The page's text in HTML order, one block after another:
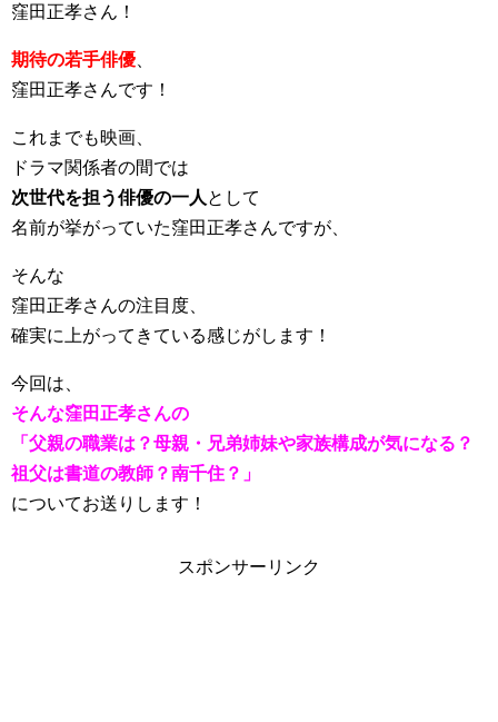
窪田正孝さん！
期待の若手俳優
窪田正孝さんです！
これまでも映画、
ドラマ関係者の間では
次世代を担う俳優の一人 として
名前が挙がっていた窪田正孝さんですが、
そんな
窪田正孝さんの注目度、
確実に上がってきている感じがします！
今回は、
そんな窪田正孝さんの
「父親の職業は？母親・兄弟姉妹や家族構成が気になる？
祖父は書道の教師？南千住？」
についてお送りします！
スポンサーリンク